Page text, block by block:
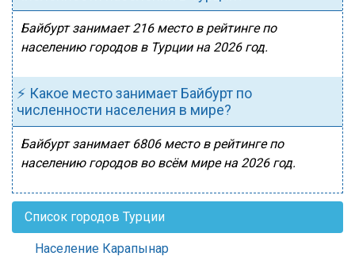
Байбурт занимает 216 место в рейтинге по
населению городов в Турции на 2026 год.
⚡ Какое место занимает Байбурт по
численности населения в мире?
Байбурт занимает 6806 место в рейтинге по
населению городов во всём мире на 2026 год.
Список городов Турции
Население Карапынар